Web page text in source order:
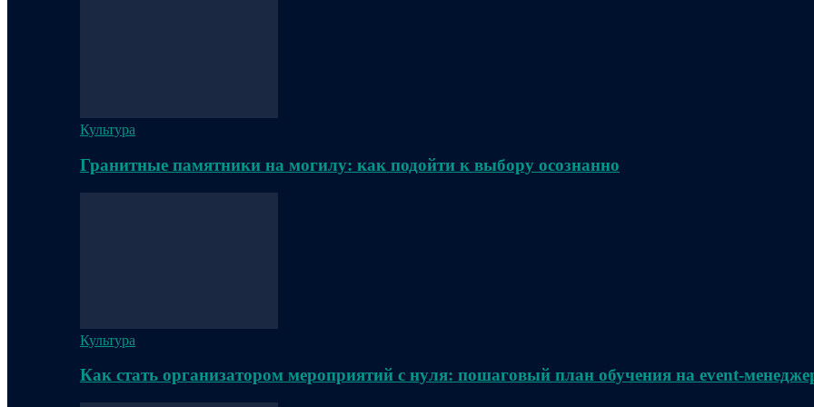
Культура
Гранитные памятники на могилу: как подойти к выбору осознанно
Культура
Как стать организатором мероприятий с нуля: пошаговый план обучения на event-